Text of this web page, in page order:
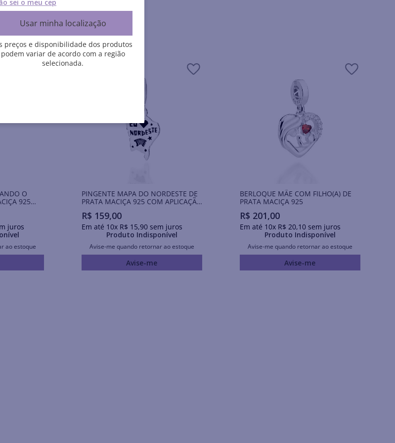
O
925
juros
ao estoque
PINGENTE MAPA DO NORDESTE DE
PRATA MACIÇA 925 COM APLICAÇÃO
R$ 159,00
Em até 10x R$ 15,90sem juros
Produto Indisponível
Avise-me quando retornar ao estoque
Avise-me
BERLOQUE MÃE COM FILHO(A) DE
PRATA MACIÇA 925
R$ 201,00
Em até 10x R$ 20,10sem juros
Produto Indisponível
Avise-me quando retornar ao estoque
Avise-me
sei o meu cep
Usar minha localização
preços e disponibilidade dos produtos
podem variar de acordo com a região
selecionada.